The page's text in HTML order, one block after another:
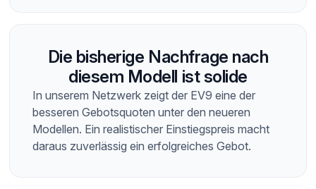
Die bisherige Nachfrage nach
diesem Modell ist solide
In unserem Netzwerk zeigt der EV9 eine der
besseren Gebotsquoten unter den neueren
Modellen. Ein realistischer Einstiegspreis macht
daraus zuverlässig ein erfolgreiches Gebot.